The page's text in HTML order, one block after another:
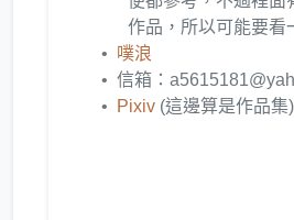
作品，所以可能要看
噗浪
信箱：
Pixiv (這邊算是作品集)